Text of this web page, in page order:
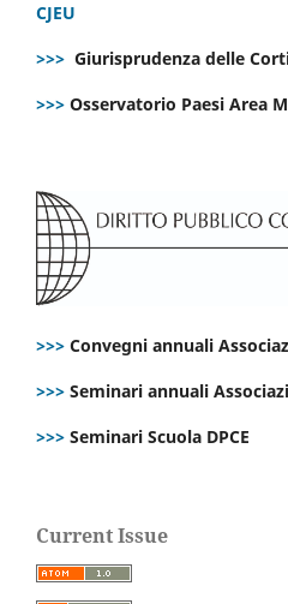
CJEU
>>> Giurisprudenza delle
>>> Osservatorio Paesi Area
>>> Convegni annuali
>>> Seminari annuali
>>> Seminari Scuola DPCE
Current Issue